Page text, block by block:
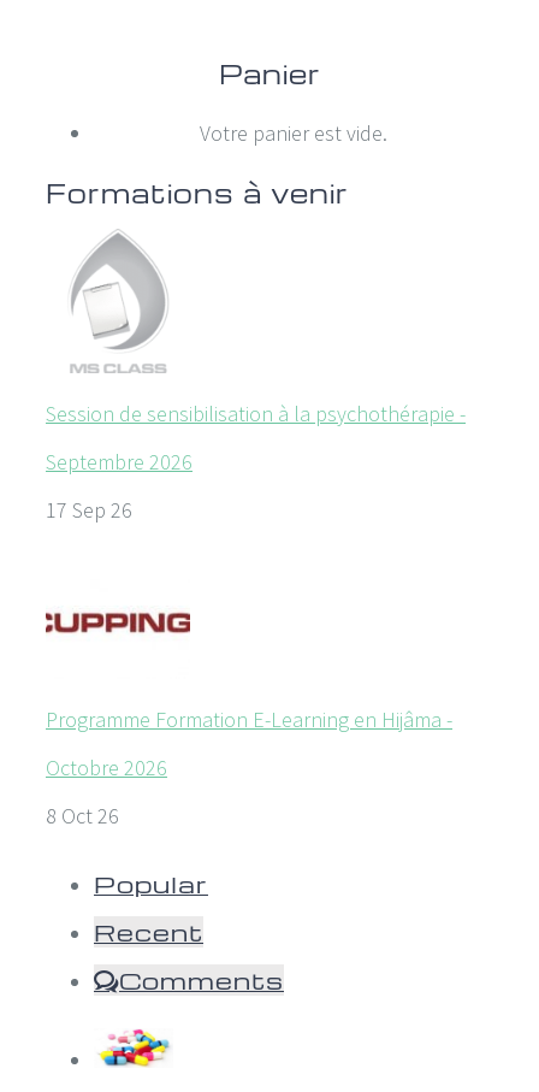
Panier
Votre panier est vide.
Formations à venir
Session de sensibilisation à la psychothérapie -
Septembre 2026
17 Sep 26
Programme Formation E-Learning en Hijâma -
Octobre 2026
8 Oct 26
Popular
Recent
Comments